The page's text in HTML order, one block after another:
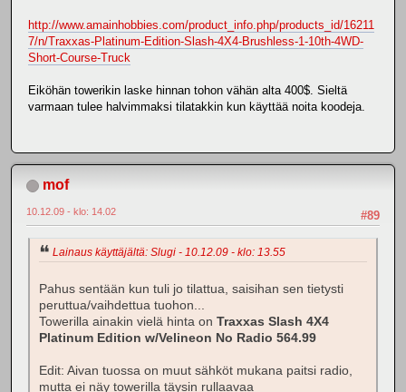
http://www.amainhobbies.com/product_info.php/products_id/16211
7/n/Traxxas-Platinum-Edition-Slash-4X4-Brushless-1-10th-4WD-
Short-Course-Truck
Eiköhän towerikin laske hinnan tohon vähän alta 400$. Sieltä
varmaan tulee halvimmaksi tilatakkin kun käyttää noita koodeja.
mof
#89
10.12.09 - klo: 14.02
Lainaus käyttäjältä: Slugi - 10.12.09 - klo: 13.55
Pahus sentään kun tuli jo tilattua, saisihan sen tietysti
peruttua/vaihdettua tuohon...
Towerilla ainakin vielä hinta on Traxxas Slash 4X4
Platinum Edition w/Velineon No Radio 564.99
Edit: Aivan tuossa on muut sähköt mukana paitsi radio,
mutta ei näy towerilla täysin rullaavaa